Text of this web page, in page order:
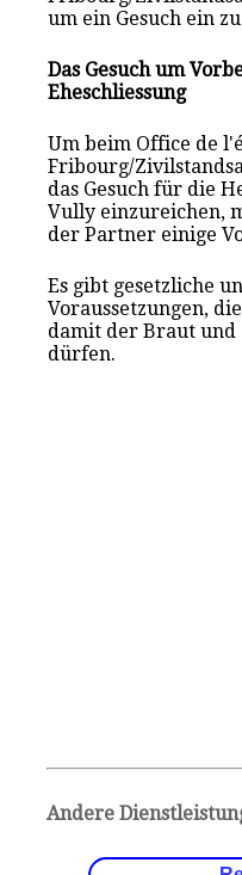
um ein Gesuch ein
Das Gesuch um
Eheschliessung
Um beim Office de
Fribourg/
das Gesuch für die
Vully einzureichen,
der Partner einige
Es gibt gesetzliche
Voraussetzungen,
damit der Braut und
dürfen.
Andere